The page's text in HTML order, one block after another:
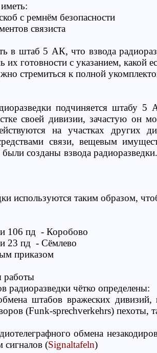
с ремнём безопасности
связиста
в штаб 5 АК, что взвода
их готовности с указанием, какой
стремиться к полной
подчиняется
своей дивизии, зачастую он
на участках других
связи, вещевым
созданы взвода
используются таким образом,
106 пд - Коробово
23 пд - Сёмлево
приказом
работы
радиоразведки чётко определены:
штабов вражеских
(Funk-sprechverkehrs) пехоты,
обмена
сигналов (Signaltafeln)